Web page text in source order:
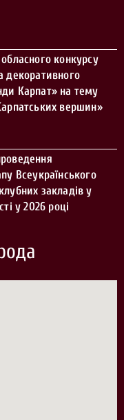
конкурсу
декоративного
Карпат» на тему
вершин»
Всеукраїнського
закладів у
у 2026 році